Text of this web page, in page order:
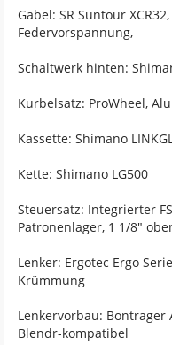
Gabel: SR Suntour
Federvorspannung,
Schaltwerk hinten:
Kurbelsatz: ProWheel,
Kassette: Shimano
Kette: Shimano LG500
Steuersatz: Integrierter
Patronenlager, 1 1/8"
Lenker: Ergotec Ergo
Krümmung
Lenkervorbau:
Blendr-kompatibel